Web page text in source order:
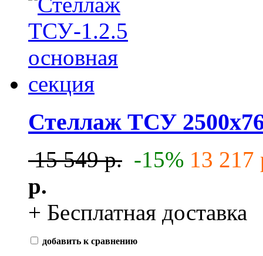
Стеллаж ТСУ
15 549 р. -15% 13 217
р.
+ Бесплатная доставка
добавить к сравнению